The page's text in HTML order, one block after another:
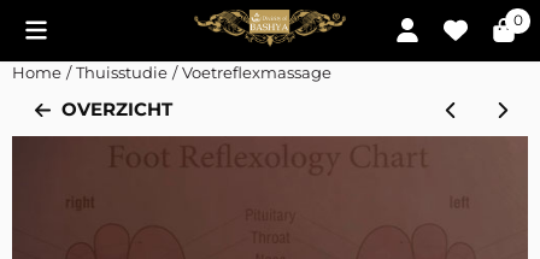
Cookievoorkeuren zijn momenteel gesloten. 0
Home / Thuisstudie / Voetreflexmassage
OVERZICHT